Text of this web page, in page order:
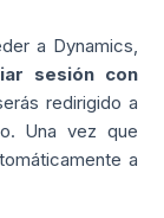
a Dynamics,
sesión con
redirigido a
Una vez que
a